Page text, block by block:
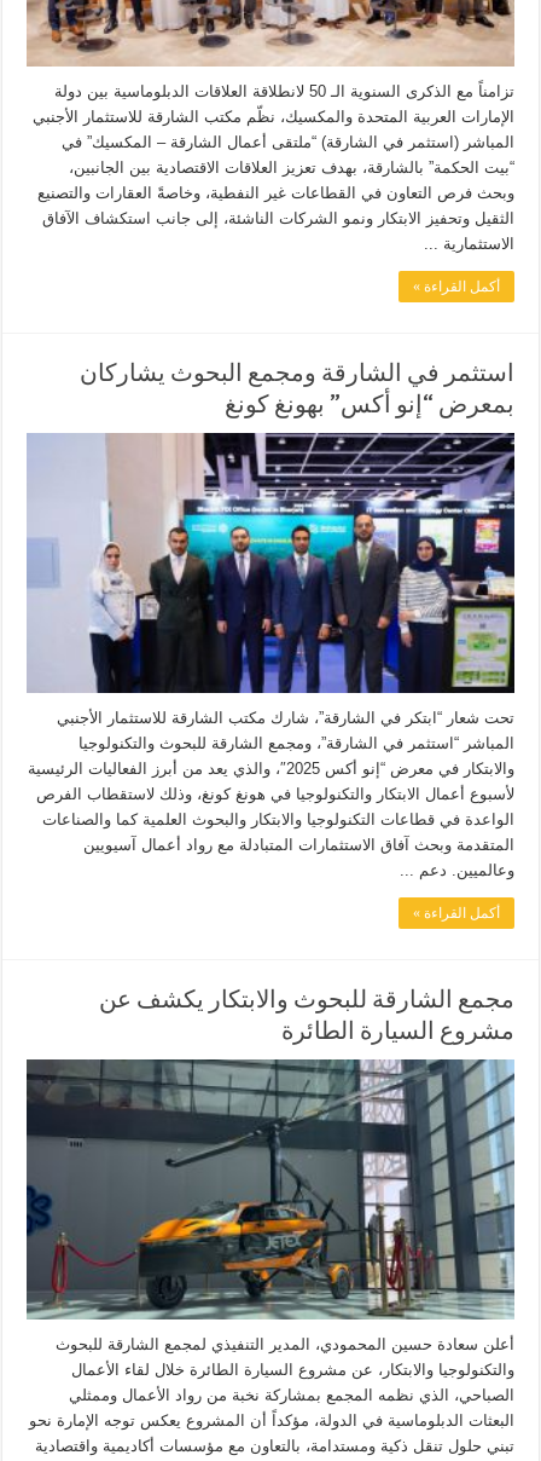
تزامناً مع الذكرى السنوية الـ 50 لانطلاقة العلاقات الدبلوماسية بين دولة
الإمارات العربية المتحدة والمكسيك، نظّم مكتب الشارقة للاستثمار الأجنبي
المباشر (استثمر في الشارقة) “ملتقى أعمال الشارقة – المكسيك” في
“بيت الحكمة” بالشارقة، بهدف تعزيز العلاقات الاقتصادية بين الجانبين،
وبحث فرص التعاون في القطاعات غير النفطية، وخاصةً العقارات والتصنيع
الثقيل وتحفيز الابتكار ونمو الشركات الناشئة، إلى جانب استكشاف الآفاق
الاستثمارية ...
أكمل القراءة »
استثمر في الشارقة ومجمع البحوث يشاركان
بمعرض “إنو أكس” بهونغ كونغ
تحت شعار “ابتكر في الشارقة”، شارك مكتب الشارقة للاستثمار الأجنبي
المباشر “استثمر في الشارقة”، ومجمع الشارقة للبحوث والتكنولوجيا
والابتكار في معرض “إنو أكس 2025″، والذي يعد من أبرز الفعاليات الرئيسية
لأسبوع أعمال الابتكار والتكنولوجيا في هونغ كونغ، وذلك لاستقطاب الفرص
الواعدة في قطاعات التكنولوجيا والابتكار والبحوث العلمية كما والصناعات
المتقدمة وبحث آفاق الاستثمارات المتبادلة مع رواد أعمال آسيويين
وعالميين. دعم ...
أكمل القراءة »
مجمع الشارقة للبحوث والابتكار يكشف عن
مشروع السيارة الطائرة
أعلن سعادة حسين المحمودي، المدير التنفيذي لمجمع الشارقة للبحوث
والتكنولوجيا والابتكار، عن مشروع السيارة الطائرة خلال لقاء الأعمال
الصباحي، الذي نظمه المجمع بمشاركة نخبة من رواد الأعمال وممثلي
البعثات الدبلوماسية في الدولة، مؤكداً أن المشروع يعكس توجه الإمارة نحو
تبني حلول تنقل ذكية ومستدامة، بالتعاون مع مؤسسات أكاديمية واقتصادية